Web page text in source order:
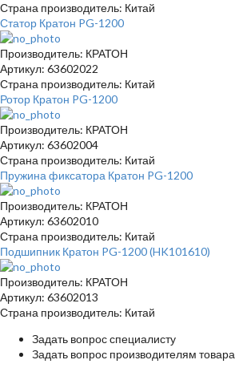
Страна производитель: Китай
Статор Кратон PG-1200
Производитель: КРАТОН
Артикул: 63602022
Страна производитель: Китай
Ротор Кратон PG-1200
Производитель: КРАТОН
Артикул: 63602004
Страна производитель: Китай
Пружина фиксатора Кратон PG-1200
Производитель: КРАТОН
Артикул: 63602010
Страна производитель: Китай
Подшипник Кратон PG-1200 (HK101610)
Производитель: КРАТОН
Артикул: 63602013
Страна производитель: Китай
Задать вопрос специалисту
Задать вопрос производителям товара